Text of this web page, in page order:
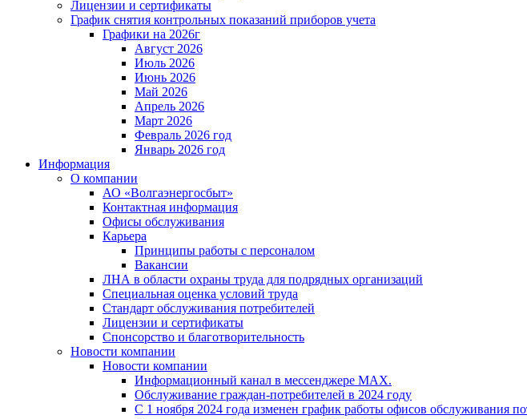
Лицензии и сертификаты
График снятия контрольных показаний приборов учета
Графики на 2026г
Август 2026
Июль 2026
Июнь 2026
Май 2026
Апрель 2026
Март 2026
Февраль 2026 год
Январь 2026 год
Информация
О компании
АО «Волгаэнергосбыт»
Контактная информация
Офисы обслуживания
Карьера
Принципы работы с персоналом
Вакансии
ЛНА в области охраны труда для подрядных организаций
Специальная оценка условий труда
Стандарт обслуживания потребителей
Лицензии и сертификаты
Спонсорство и благотворительность
Новости компании
Новости компании
Информационный канал в мессенджере MAX.
Обслуживание граждан-потребителей в 2024 году
С 1 ноября 2024 года изменен график работы офисов обслуживания